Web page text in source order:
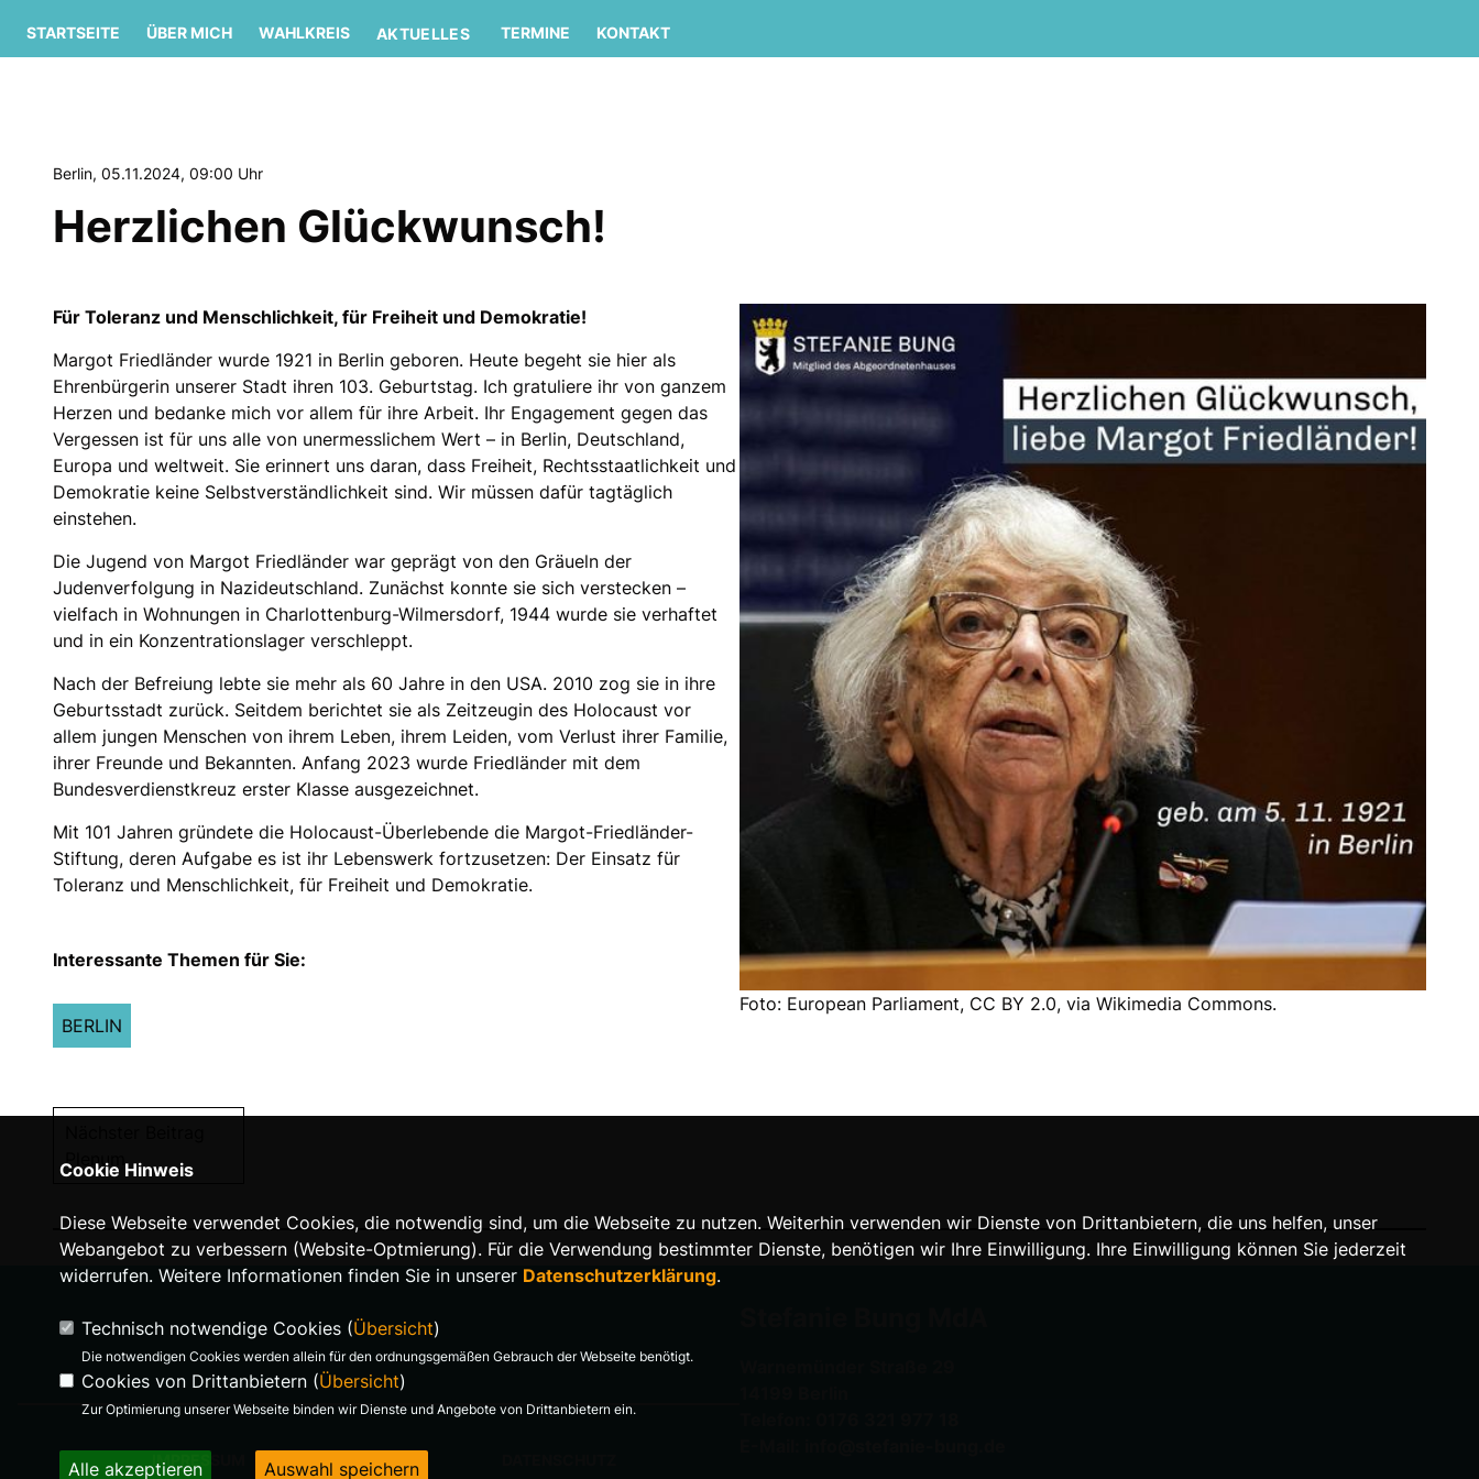
STARTSEITE ÜBER MICH WAHLKREIS AKTUELLES TERMINE KONTAKT
Berlin, 05.11.2024, 09:00 Uhr
Herzlichen Glückwunsch!
Für Toleranz und Menschlichkeit, für Freiheit und Demokratie!
Margot Friedländer wurde 1921 in Berlin geboren. Heute begeht sie hier als
Ehrenbürgerin unserer Stadt ihren 103. Geburtstag. Ich gratuliere ihr von ganzem
Herzen und bedanke mich vor allem für ihre Arbeit. Ihr Engagement gegen das
Vergessen ist für uns alle von unermesslichem Wert – in Berlin, Deutschland,
Europa und weltweit. Sie erinnert uns daran, dass Freiheit, Rechtsstaatlichkeit und
Demokratie keine Selbstverständlichkeit sind. Wir müssen dafür tagtäglich
einstehen.
Die Jugend von Margot Friedländer war geprägt von den Gräueln der
Judenverfolgung in Nazideutschland. Zunächst konnte sie sich verstecken –
vielfach in Wohnungen in Charlottenburg-Wilmersdorf, 1944 wurde sie verhaftet
und in ein Konzentrationslager verschleppt.
Nach der Befreiung lebte sie mehr als 60 Jahre in den USA. 2010 zog sie in ihre
Geburtsstadt zurück. Seitdem berichtet sie als Zeitzeugin des Holocaust vor
allem jungen Menschen von ihrem Leben, ihrem Leiden, vom Verlust ihrer Familie,
ihrer Freunde und Bekannten. Anfang 2023 wurde Friedländer mit dem
Bundesverdienstkreuz erster Klasse ausgezeichnet.
Mit 101 Jahren gründete die Holocaust-Überlebende die Margot-Friedländer-
Stiftung, deren Aufgabe es ist ihr Lebenswerk fortzusetzen: Der Einsatz für
Toleranz und Menschlichkeit, für Freiheit und Demokratie.
Interessante Themen für Sie:
BERLIN
Plenum
Foto: European Parliament, CC BY 2.0, via Wikimedia Commons.
IMPRESSUM
Cookie Hinweis
Diese Webseite verwendet Cookies, die notwendig sind, um die Webseite zu nutzen. Weiterhin verwenden wir Dienste von Drittanbietern, die uns helfen, unser
Webangebot zu verbessern (Website-Optmierung). Für die Verwendung bestimmter Dienste, benötigen wir Ihre Einwilligung. Ihre Einwilligung können Sie jederzeit
widerrufen. Weitere Informationen finden Sie in unserer Datenschutzerklärung.
Technisch notwendige Cookies (Übersicht)
Die notwendigen Cookies werden allein für den ordnungsgemäßen Gebrauch der Webseite benötigt.
Cookies von Drittanbietern (Übersicht)
Zur Optimierung unserer Webseite binden wir Dienste und Angebote von Drittanbietern ein.
Alle akzeptieren Auswahl speichern